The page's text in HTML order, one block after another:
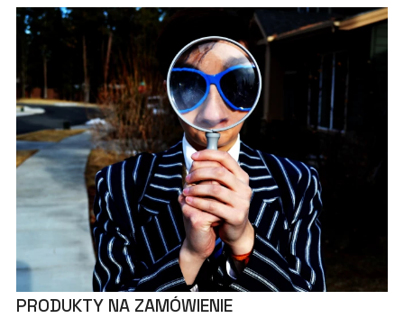
PRODUKTY NA ZAMÓWIENIE